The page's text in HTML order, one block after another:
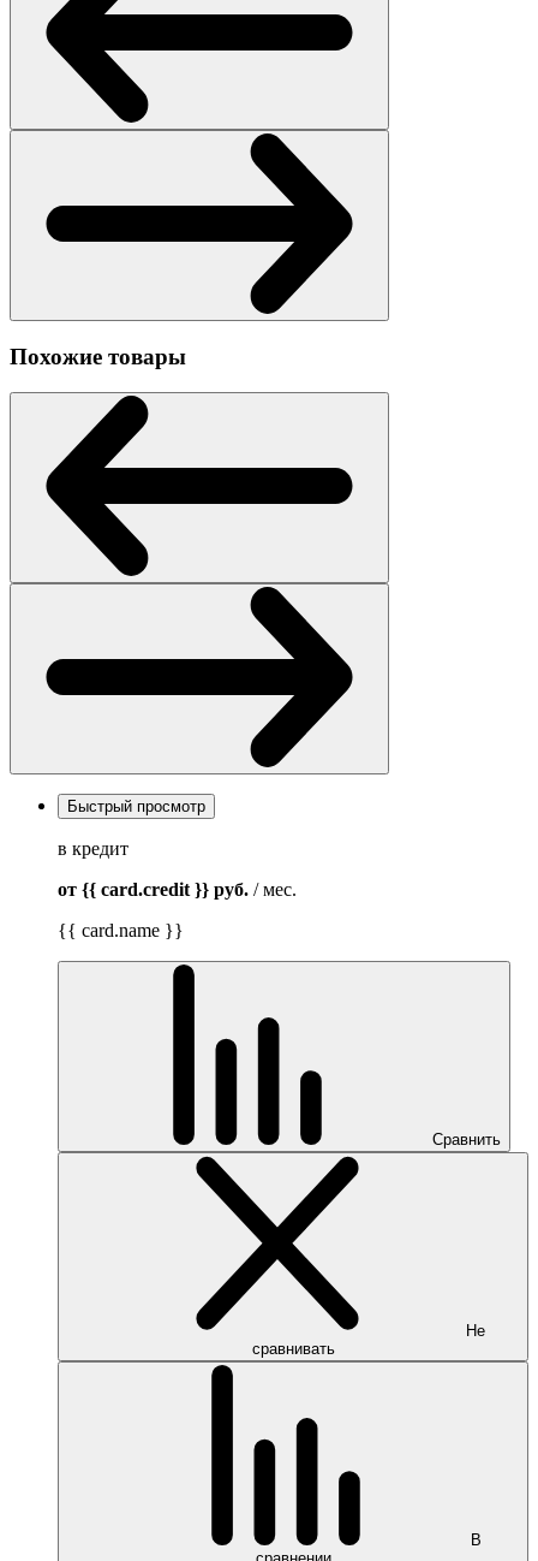
Похожие товары
Быстрый просмотр
в кредит
от {{ card.credit }} руб. / мес.
{{ card.name }}
Сравнить
Не
сравнивать
В